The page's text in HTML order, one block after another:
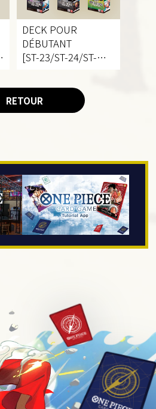
DECK POUR
DÉBUTANT
[ST-23/ST-24/ST-
28]
RETOUR